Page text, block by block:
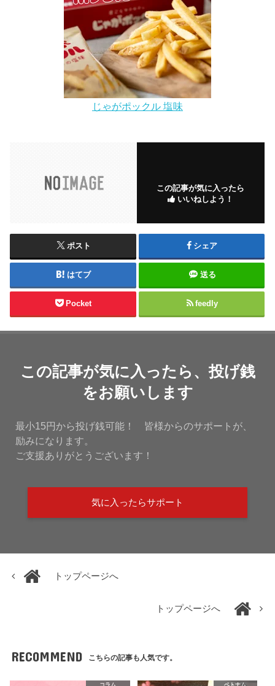
じゃがポックル 塩味
この記事が気に入ったら
いいねしよう！
ポスト シェア
はてブ 送る
Pocket feedly
この記事が気に入ったら、投げ銭
をお願いします
最小15円から投げ銭可能！ 皆様からのサポートが、
励みになります。
ご支援ありがとうございます！
気に入ったらサポート
トップページへ
トップページへ
RECOMMEND こちらの記事も人気です。
コラム ベトナム